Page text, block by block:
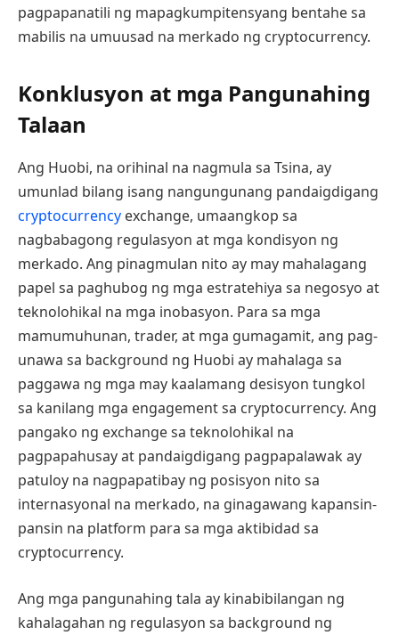
pagpapanatili ng mapagkumpitensyang bentahe sa
mabilis na umuusad na merkado ng cryptocurrency.
Konklusyon at mga Pangunahing
Talaan
Ang Huobi, na orihinal na nagmula sa Tsina, ay
umunlad bilang isang nangungunang pandaigdigang
cryptocurrency exchange, umaangkop sa
nagbabagong regulasyon at mga kondisyon ng
merkado. Ang pinagmulan nito ay may mahalagang
papel sa paghubog ng mga estratehiya sa negosyo at
teknolohikal na mga inobasyon. Para sa mga
mamumuhunan, trader, at mga gumagamit, ang pag-
unawa sa background ng Huobi ay mahalaga sa
paggawa ng mga may kaalamang desisyon tungkol
sa kanilang mga engagement sa cryptocurrency. Ang
pangako ng exchange sa teknolohikal na
pagpapahusay at pandaigdigang pagpapalawak ay
patuloy na nagpapatibay ng posisyon nito sa
internasyonal na merkado, na ginagawang kapansin-
pansin na platform para sa mga aktibidad sa
cryptocurrency.
Ang mga pangunahing tala ay kinabibilangan ng
kahalagahan ng regulasyon sa background ng